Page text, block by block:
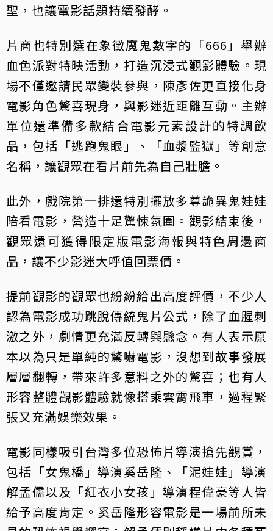
聖，也讓電影話題持續發酵。
片商也特別選在象徵魔鬼數字的「666」舉辦
血色派對特映活動，打造沉浸式觀影體驗。現
場不僅邀請民眾變裝參與，陳彥佐更直接化身
電影角色驚喜現身，與影迷近距離互動。主辦
單位還準備多款結合電影元素設計的特調飲
品，包括「逃跑鬼眼」、「血漿監獄」等創意
名稱，讓觀眾在看片前先為自己壯膽。
此外，戲院第一排還特別擺放多尊詭異鬼娃娃
陪看電影，營造十足驚悚氛圍。觀影結束後，
觀眾還可獲得限定版電影海報與特色周邊商
品，讓不少影迷大呼值回票價。
提前觀影的觀眾也紛紛給出高度評價，不少人
認為電影成功跳脫傳統鬼片公式，除了血腥刺
激之外，劇情更充滿反轉與懸念。有人表示原
本以為只是單純的驚嚇電影，沒想到故事發展
層層翻轉，帶來許多意料之外的驚喜；也有人
形容整體觀影體驗就像搭乘雲霄飛車，過程緊
張又充滿娛樂效果。
電影同樣吸引台灣多位恐怖片導演搶先觀賞，
包括「女鬼橋」導演奚岳隆、「泥娃娃」導演
解孟儒以及「紅衣小女孩」導演程偉豪等人皆
給予高度肯定。奚岳隆形容電影是一場前所未